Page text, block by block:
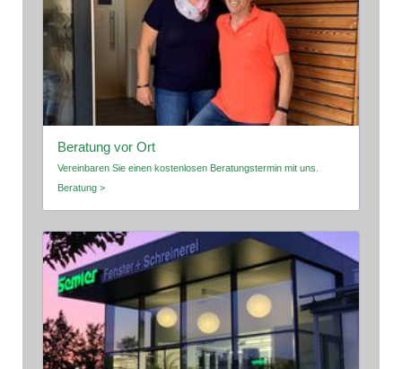
Beratung vor Ort
Vereinbaren Sie einen kostenlosen Beratungstermin mit uns.
Beratung >